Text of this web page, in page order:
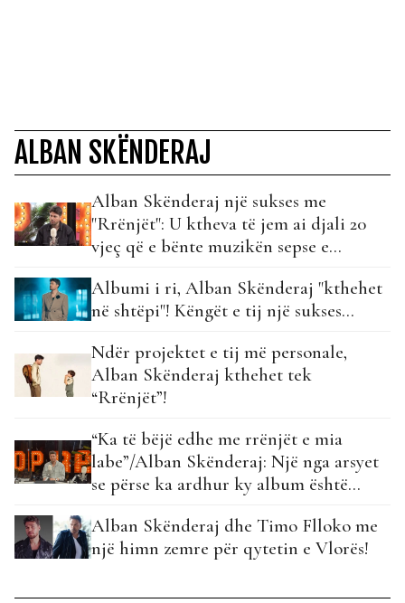
ALBAN SKËNDERAJ
Alban Skënderaj një sukses me
"Rrënjët": U ktheva të jem ai djali 20
vjeç që e bënte muzikën sepse e
Albumi i ri, Alban Skënderaj "kthehet
në shtëpi"! Këngët e tij një sukses...
Ndër projektet e tij më personale,
Alban Skënderaj kthehet tek
“Rrënjët”!
“Ka të bëjë edhe me rrënjët e mia
labe”/Alban Skënderaj: Një nga arsyet
se përse ka ardhur ky album është…
Alban Skënderaj dhe Timo Flloko me
një himn zemre për qytetin e Vlorës!